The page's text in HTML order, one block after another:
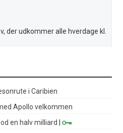
der udkommer alle hverdage kl.
i Caribien
Apollo velkommen
en halv milliard
|